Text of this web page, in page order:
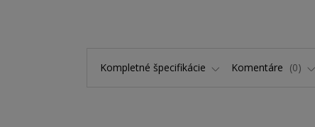
Kompletné špecifikácie Komentáre 0